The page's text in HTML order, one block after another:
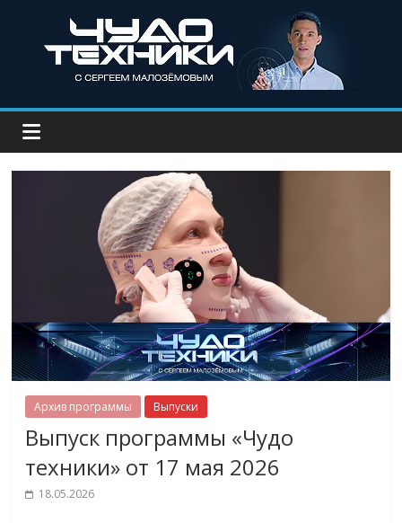
Архив программы Выпуски
Выпуск программы «Чудо
техники» от 17 мая 2026
18.05.2026